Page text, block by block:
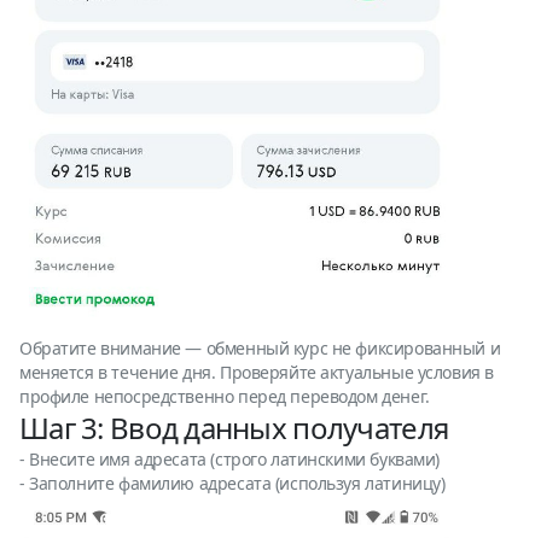
Обратите внимание — обменный курс не фиксированный и
меняется в течение дня. Проверяйте актуальные условия в
профиле непосредственно перед переводом денег.
Шаг 3: Ввод данных получателя
- Внесите имя адресата (строго латинскими буквами)
- Заполните фамилию адресата (используя латиницу)